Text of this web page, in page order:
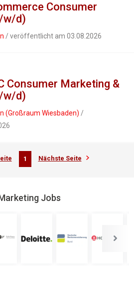
Consumer
w/d)
/ veröffentlicht am 03.08.2026
Consumer Marketing &
w/d)
(Großraum Wiesbaden) /
1 Nächste Seite
Jobs